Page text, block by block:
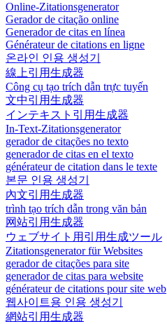
Online-Zitationsgenerator
Gerador de citação online
Generador de citas en línea
Générateur de citations en ligne
온라인 인용 생성기
線上引用生成器
Công cụ tạo trích dẫn trực tuyến
文中引用生成器
インテキスト引用生成器
In-Text-Zitationsgenerator
gerador de citações no texto
generador de citas en el texto
générateur de citation dans le texte
본문 인용 생성기
內文引用生成器
trình tạo trích dẫn trong văn bản
网站引用生成器
ウェブサイト用引用生成ツール
Zitationsgenerator für Websites
gerador de citações para site
generador de citas para website
générateur de citations pour site web
웹사이트용 인용 생성기
網站引用生成器